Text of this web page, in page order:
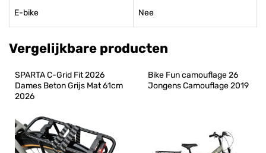
E-bike Nee
Vergelijkbare producten
SPARTA C-Grid Fit 2026
Dames Beton Grijs Mat 61cm
2026
Bike Fun camouflage 26
Jongens Camouflage 2019